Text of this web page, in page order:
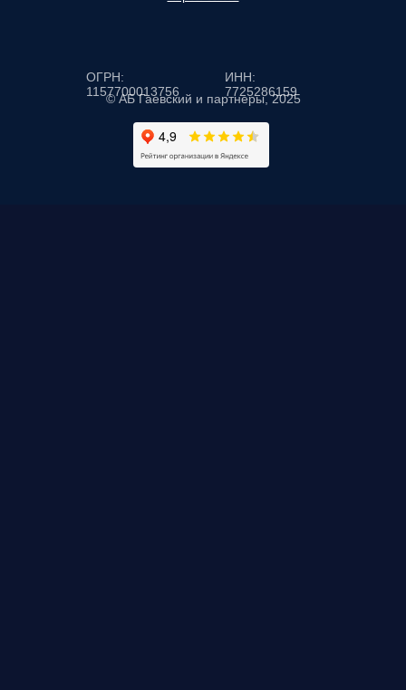
© АБ Гаевский и партнеры, 2025
ИНН:
7725286159
ОГРН:
1157700013756